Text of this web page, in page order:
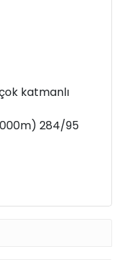
katmanlı
284/95